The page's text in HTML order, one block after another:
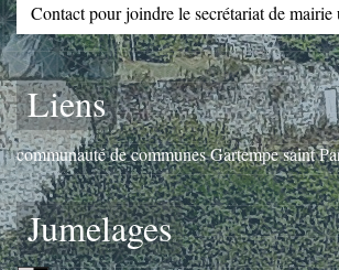
Contact pour joindre le secrétariat de mairie
Liens
communauté de communes Gartempe saint
Jumelages